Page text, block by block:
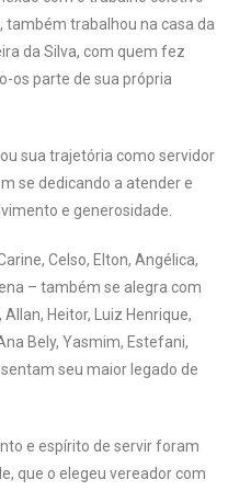
também trabalhou na casa da
da Silva, com quem fez
os parte de sua própria
sua trajetória como servidor
se dedicando a atender e
e generosidade.
Celso, Elton, Angélica,
– também se alegra com
Heitor, Luiz Henrique,
Bely, Yasmim, Estefani,
seumaior legado de
e espírito de servir foram
que o elegeu vereador com